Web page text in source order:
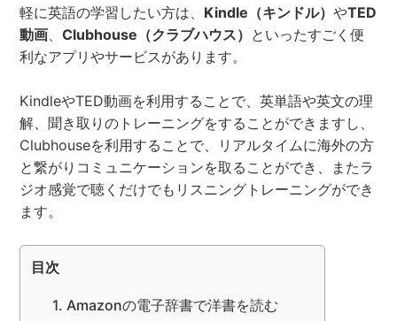
軽に英語の学習したい方は、 Kindle（キンドル）やTED
動画、Clubhouse（クラブハウス） といったすごく便
利なアプリやサービスがあります。
KindleやTED動画を利用することで、英単語や英文の理
解、聞き取りのトレーニングをすることができますし、
Clubhouseを利用することで、リアルタイムに海外の方
と繋がりコミュニケーションを取ることができ、またラ
ジオ感覚で聴くだけでもリスニングトレーニングができ
ます。
目次
Amazonの電子辞書で洋書を読む